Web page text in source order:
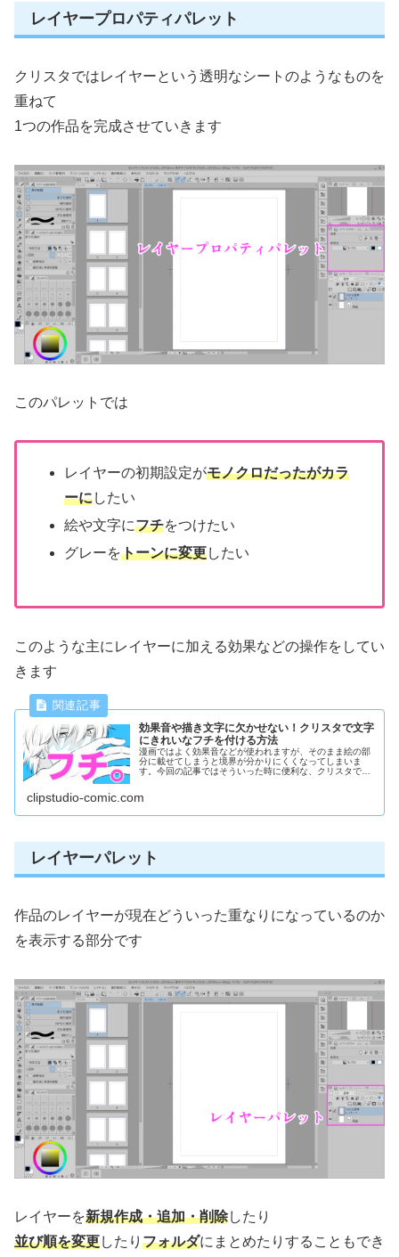
レイヤープロパティパレット
クリスタではレイヤーという透明なシートのようなものを
重ねて
1つの作品を完成させていきます
このパレットでは
レイヤーの初期設定がモノクロだったがカラ
ーにしたい
絵や文字にフチをつけたい
グレーをトーンに変更したい
このような主にレイヤーに加える効果などの操作をしてい
きます
効果音や描き文字に欠かせない！クリスタで文字
にきれいなフチを付ける方法
漫画ではよく効果音などが使われますが、そのまま絵の部
分に載せてしまうと境界が分かりにくくなってしまいま
す。今回の記事ではそういった時に便利な、クリスタで描
clipstudio-comic.com
レイヤーパレット
作品のレイヤーが現在どういった重なりになっているのか
を表示する部分です
レイヤーを新規作成・追加・削除したり
並び順を変更したり フォルダにまとめたりすることもでき